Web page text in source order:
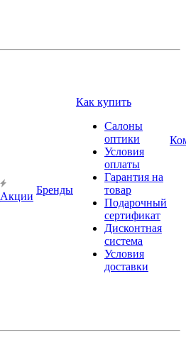
Акции
Бренды
Как купить
Салоны
оптики
Условия
оплаты
Гарантия на
товар
Подарочный
сертификат
Дисконтная
система
Условия
доставки